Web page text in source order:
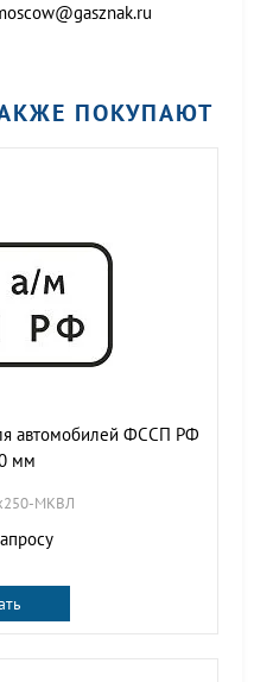
ПОКУПАЮТ
автомобилей ФССП РФ
мм
МКВЛ